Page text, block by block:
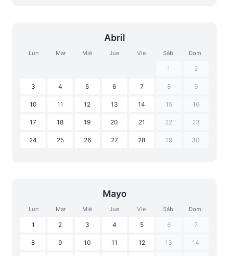
Abril
Lun Mar Mié Jue Vie Sáb Dom
1 2
3 4 5 6 7 8 9
10 11 12 13 14 15 16
17 18 19 20 21 22 23
24 25 26 27 28 29 30
Mayo
Lun Mar Mié Jue Vie Sáb Dom
1 2 3 4 5 6 7
8 9 10 11 12 13 14